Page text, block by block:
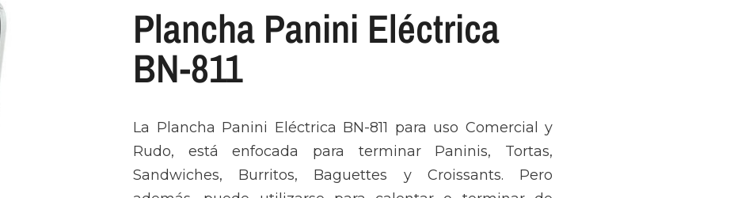
Plancha Panini Eléctrica
BN-811
La Plancha Panini Eléctrica BN-811 para uso Comercial y
Rudo, está enfocada para terminar Paninis, Tortas,
Sandwiches, Burritos, Baguettes y Croissants. Pero